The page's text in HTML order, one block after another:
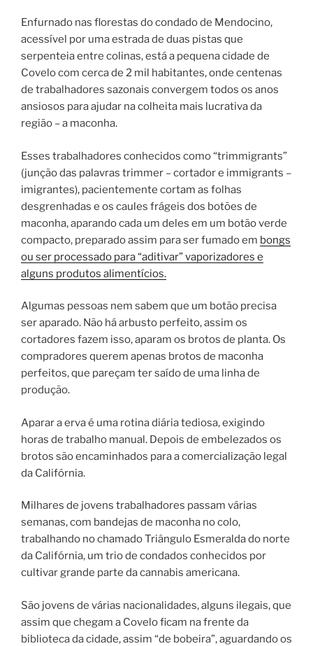
Enfurnado nas florestas do condado de Mendocino,
acessível por uma estrada de duas pistas que
serpenteia entre colinas, está a pequena cidade de
Covelo com cerca de 2 mil habitantes, onde centenas
de trabalhadores sazonais convergem todos os anos
ansiosos para ajudar na colheita mais lucrativa da
região – a maconha.
Esses trabalhadores conhecidos como “trimmigrants”
(junção das palavras trimmer – cortador e immigrants –
imigrantes), pacientemente cortam as folhas
desgrenhadas e os caules frágeis dos botões de
maconha, aparando cada um deles em um botão verde
compacto, preparado assim para ser fumado em bongs
ou ser processado para “aditivar” vaporizadores e
alguns produtos alimentícios.
Algumas pessoas nem sabem que um botão precisa
ser aparado. Não há arbusto perfeito, assim os
cortadores fazem isso, aparam os brotos de planta. Os
compradores querem apenas brotos de maconha
perfeitos, que pareçam ter saído de uma linha de
produção.
Aparar a erva é uma rotina diária tediosa, exigindo
horas de trabalho manual. Depois de embelezados os
brotos são encaminhados para a comercialização legal
da Califórnia.
Milhares de jovens trabalhadores passam várias
semanas, com bandejas de maconha no colo,
trabalhando no chamado Triângulo Esmeralda do norte
da Califórnia, um trio de condados conhecidos por
cultivar grande parte da cannabis americana.
São jovens de várias nacionalidades, alguns ilegais, que
assim que chegam a Covelo ficam na frente da
biblioteca da cidade, assim “de bobeira”, aguardando os